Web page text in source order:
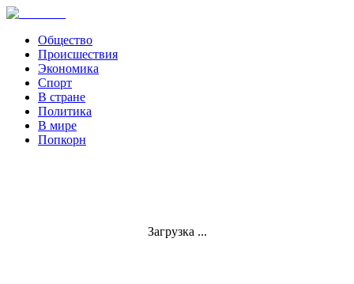
Общество
Происшествия
Экономика
Спорт
В стране
Политика
В мире
Попкорн
Загрузка ...